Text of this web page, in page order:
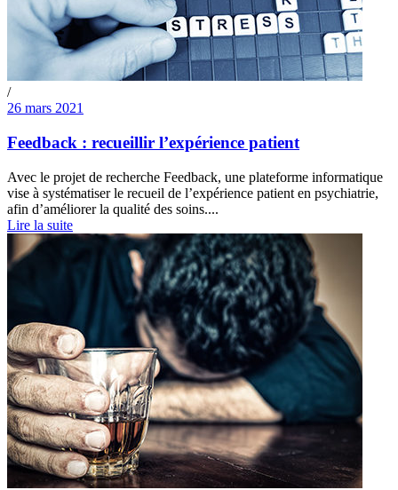
/
26 mars 2021
Feedback : recueillir l’expérience patient
Avec le projet de recherche Feedback, une plateforme informatique
vise à systématiser le recueil de l’expérience patient en psychiatrie,
afin d’améliorer la qualité des soins....
Lire la suite